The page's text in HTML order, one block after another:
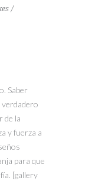
Saber
de la
y fuerza a
para que
[gallery